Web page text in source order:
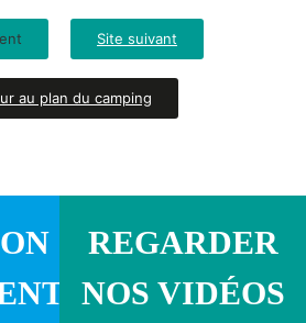
Site suivant
au plan du camping
REGARDER
NOS VIDÉOS